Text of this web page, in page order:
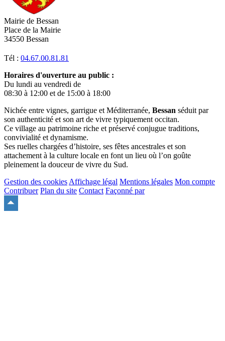
Mairie de Bessan
Place de la Mairie
34550 Bessan
Tél : 04.67.00.81.81
Horaires d'ouverture au public :
Du lundi au vendredi de
08:30 à 12:00 et de 15:00 à 18:00
Nichée entre vignes, garrigue et Méditerranée, Bessan séduit par
son authenticité et son art de vivre typiquement occitan.
Ce village au patrimoine riche et préservé conjugue traditions,
convivialité et dynamisme.
Ses ruelles chargées d’histoire, ses fêtes ancestrales et son
attachement à la culture locale en font un lieu où l’on goûte
pleinement la douceur de vivre du Sud.
Gestion des cookies Affichage légal Mentions légales Mon compte
Contribuer Plan du site Contact Façonné par